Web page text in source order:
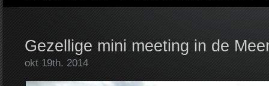
Gezellige mini meeting in de
okt 19th. 2014